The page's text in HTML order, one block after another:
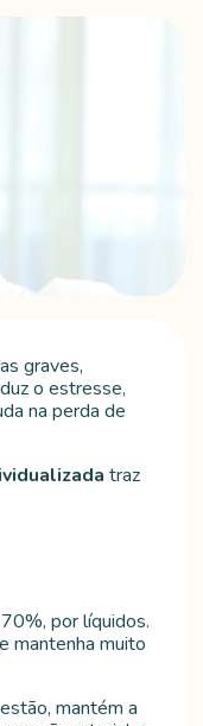
graves,
o estresse,
na perda de
traz
por líquidos.
mantenha muito
mantém a